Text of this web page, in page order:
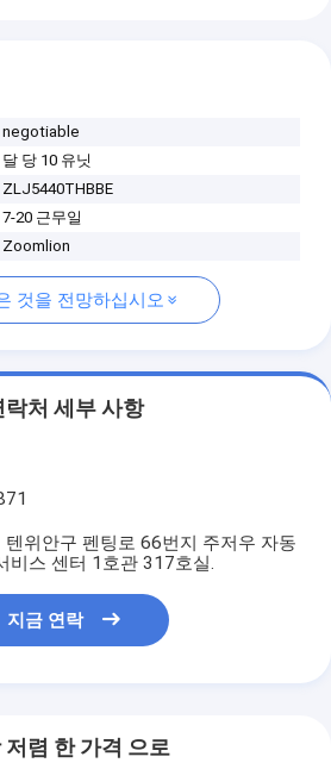
negotiable
달 당 10 유닛
ZLJ5440THBBE
7-20 근무일
Zoomlion
것을 전망하십시오
락처 세부 사항
텐위안구 펜팅로 66번지 주저우 자동
비스 센터 1호관 317호실.
지금 연락
저렴 한 가격 으로